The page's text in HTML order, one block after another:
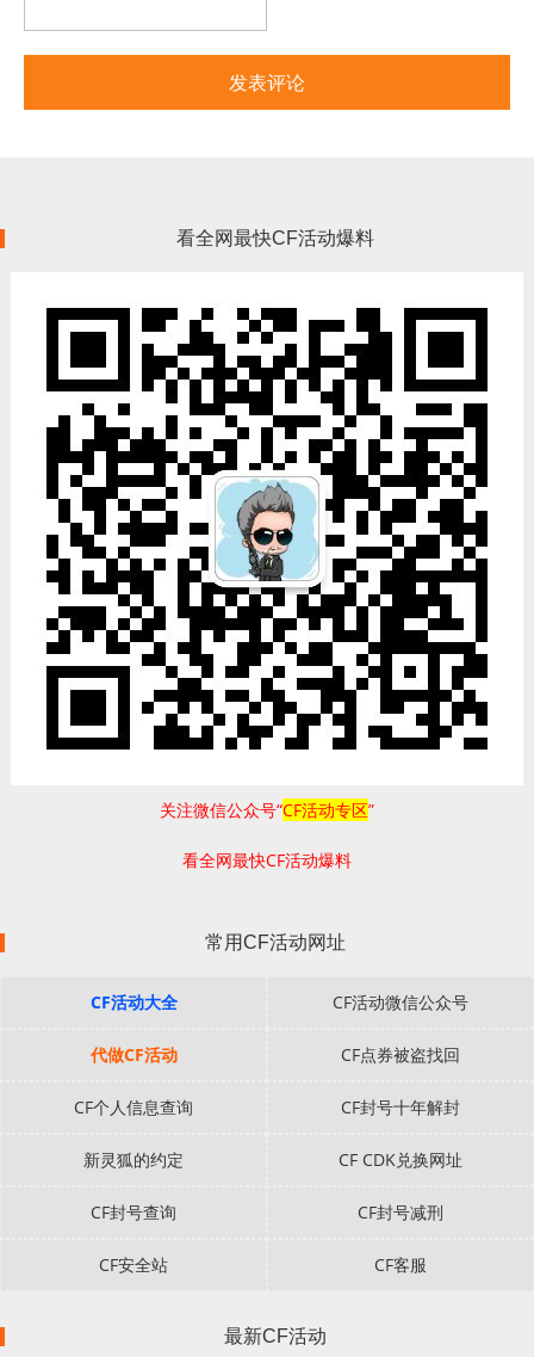
看全网最快CF活动爆料
关注微信公众号“CF活动专区”
看全网最快CF活动爆料
常用CF活动网址
CF活动大全 CF活动微信公众号
代做CF活动 CF点券被盗找回
CF个人信息查询 CF封号十年解封
新灵狐的约定 CF CDK兑换网址
CF封号查询 CF封号减刑
CF安全站 CF客服
最新CF活动